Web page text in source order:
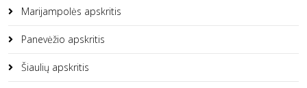
Marijampolės apskritis
Panevėžio apskritis
Šiaulių apskritis